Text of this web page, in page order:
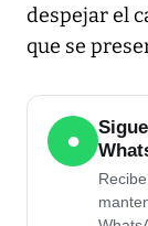
despejar el
que se
●